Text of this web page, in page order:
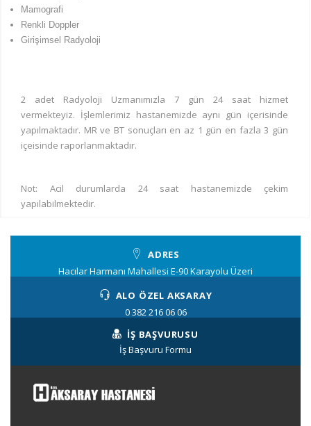
Mamografi
Renkli Doppler
Girişimsel Radyoloji
2 adet Radyoloji Uzmanımızla 7 gün 24 saat hizmet
vermekteyiz. İşlemlerimiz hastanemizde aynı gün içerisinde
yapılmaktadır. MR ve BT sonuçları en az 1 gün en fazla 3 gün
içeisinde raporlanmaktadır.
Not: Acil durumlarda 24 saat hastanemizde çekim
yapılabilmektedir.
ADRES
Hacılar Harmanı Mahallesi E-90 Karayolu Üzeri
ALO ÖZEL AKSARAY
0 382 216 06 06
İŞ BAŞVURUSU
İş Başvuru Formu